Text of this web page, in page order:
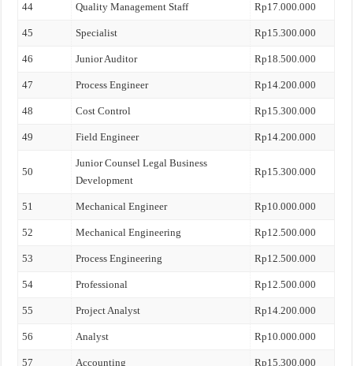
44 Quality Management Staff Rp17.000.000
45 Specialist Rp15.300.000
46 Junior Auditor Rp18.500.000
47 Process Engineer Rp14.200.000
48 Cost Control Rp15.300.000
49 Field Engineer Rp14.200.000
50
Junior Counsel Legal Business
Development
Rp15.300.000
51 Mechanical Engineer Rp10.000.000
52 Mechanical Engineering Rp12.500.000
53 Process Engineering Rp12.500.000
54 Professional Rp12.500.000
55 Project Analyst Rp14.200.000
56 Analyst Rp10.000.000
57 Accounting Rp15.300.000